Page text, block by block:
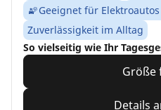
Geeignet für
Zuverlässigkeit im Alltag
So vielseitig wie Ihr
Größe
Details